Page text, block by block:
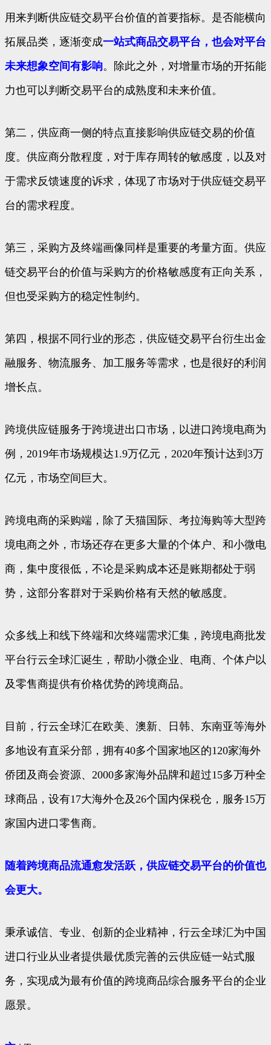
用来判断供应链交易平台价值的首要指标。是否能横向
拓展品类，逐渐变成一站式商品交易平台，也会对平台
未来想象空间有影响。除此之外，对增量市场的开拓能
力也可以判断交易平台的成熟度和未来价值。
第二，供应商一侧的特点直接影响供应链交易的价值
度。供应商分散程度，对于库存周转的敏感度，以及对
于需求反馈速度的诉求，体现了市场对于供应链交易平
台的需求程度。
第三，采购方及终端画像同样是重要的考量方面。供应
链交易平台的价值与采购方的价格敏感度有正向关系，
但也受采购方的稳定性制约。
第四，根据不同行业的形态，供应链交易平台衍生出金
融服务、物流服务、加工服务等需求，也是很好的利润
增长点。
跨境供应链服务于跨境进出口市场，以进口跨境电商为
例，2019年市场规模达1.9万亿元，2020年预计达到3万
亿元，市场空间巨大。
跨境电商的采购端，除了天猫国际、考拉海购等大型跨
境电商之外，市场还存在更多大量的个体户、和小微电
商，集中度很低，不论是采购成本还是账期都处于弱
势，这部分客群对于采购价格有天然的敏感度。
众多线上和线下终端和次终端需求汇集，跨境电商批发
平台行云全球汇诞生，帮助小微企业、电商、个体户以
及零售商提供有价格优势的跨境商品。
目前，行云全球汇在欧美、澳新、日韩、东南亚等海外
多地设有直采分部，拥有40多个国家地区的120家海外
侨团及商会资源、2000多家海外品牌和超过15多万种全
球商品，设有17大海外仓及26个国内保税仓，服务15万
家国内进口零售商。
随着跨境商品流通愈发活跃，供应链交易平台的价值也
会更大。
秉承诚信、专业、创新的企业精神，行云全球汇为中国
进口行业从业者提供最优质完善的云供应链一站式服
务，实现成为最有价值的跨境商品综合服务平台的企业
愿景。